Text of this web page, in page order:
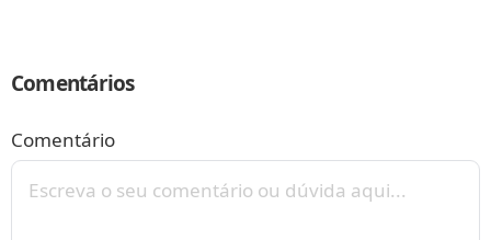
Comentários
Comentário